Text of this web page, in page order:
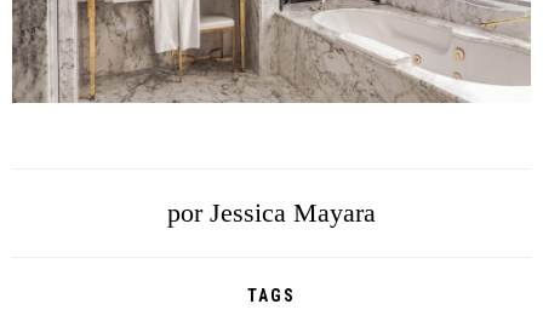
por Jessica Mayara
TAGS